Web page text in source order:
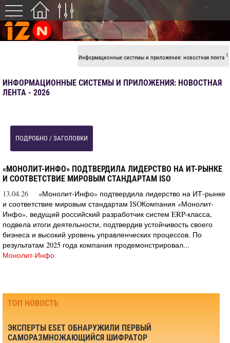
Информационные системы и приложения: новостная лента 1
ИНФОРМАЦИОННЫЕ СИСТЕМЫ И ПРИЛОЖЕНИЯ: НОВОСТНАЯ
ЛЕНТА - 2026
ПОДРОБНО / ЗАГОЛОВКИ
«МОНОЛИТ-ИНФО» ПОДТВЕРДИЛА ЛИДЕРСТВО НА ИТ-РЫНКЕ
И СООТВЕТСТВИЕ МИРОВЫМ СТАНДАРТАМ ISO
13.04.26
«Монолит-Инфо» подтвердила лидерство на ИТ-рынке
и соответствие мировым стандартам ISOКомпания «Монолит-
Инфо», ведущий российский разработчик систем ERP-класса,
подвела итоги деятельности, подтвердив устойчивость своего
бизнеса и высокий уровень управленческих процессов. По
результатам 2025 года компания продемонстрировал...
Монолит-Инфо
ТОП НОВОСТЬ
ЭКСПЕРТЫ ESET ОБНАРУЖИЛИ ПЕРВЫЙ
САМОРАЗМНОЖАЮЩИЙСЯ ШИФРАТОР